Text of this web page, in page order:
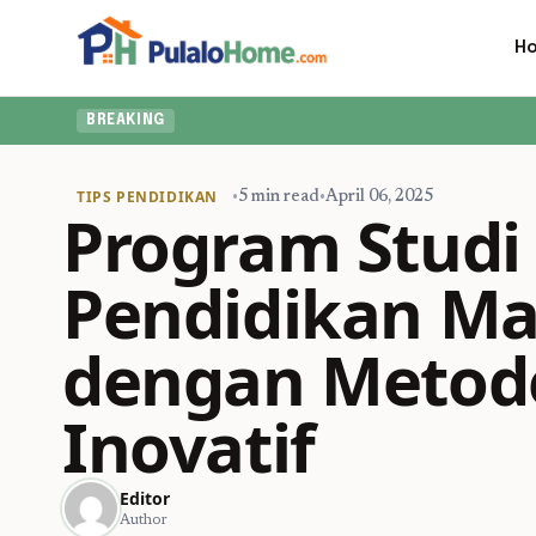
BREAKING
TIPS PENDIDIKAN •5 min read•April 06, 2025
Program
Pendidikan
dengan
Inovatif
Editor
Author